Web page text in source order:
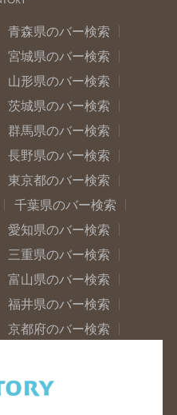
青森県のバー検索
宮城県のバー検索
山形県のバー検索
茨城県のバー検索
群馬県のバー検索
長野県のバー検索
東京都のバー検索
千葉県のバー検索
愛知県のバー検索
三重県のバー検索
富山県のバー検索
福井県のバー検索
京都府のバー検索
和歌山県のバー検索